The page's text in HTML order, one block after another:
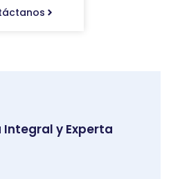
Integral y Experta